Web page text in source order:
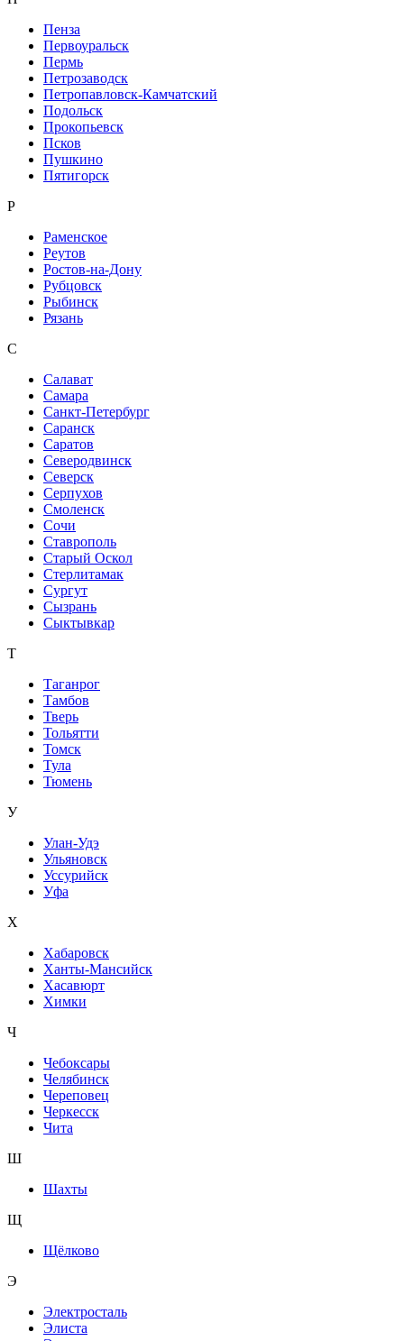
Пенза
Первоуральск
Пермь
Петрозаводск
Петропавловск-Камчатский
Подольск
Прокопьевск
Псков
Пушкино
Пятигорск
Р
Раменское
Реутов
Ростов-на-Дону
Рубцовск
Рыбинск
Рязань
С
Салават
Самара
Санкт-Петербург
Саранск
Саратов
Северодвинск
Северск
Серпухов
Смоленск
Сочи
Ставрополь
Старый Оскол
Стерлитамак
Сургут
Сызрань
Сыктывкар
Т
Таганрог
Тамбов
Тверь
Тольятти
Томск
Тула
Тюмень
У
Улан-Удэ
Ульяновск
Уссурийск
Уфа
Х
Хабаровск
Ханты-Мансийск
Хасавюрт
Химки
Ч
Чебоксары
Челябинск
Череповец
Черкесск
Чита
Ш
Шахты
Щ
Щёлково
Э
Электросталь
Элиста